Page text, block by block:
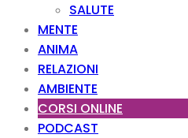
SALUTE
MENTE
ANIMA
RELAZIONI
AMBIENTE
CORSI ONLINE
PODCAST